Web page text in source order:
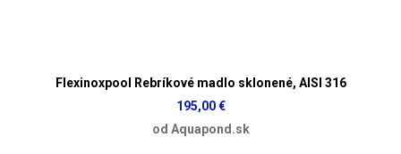
Flexinoxpool Rebríkové madlo sklonené, AISI 316
195,00 €
od Aquapond.sk